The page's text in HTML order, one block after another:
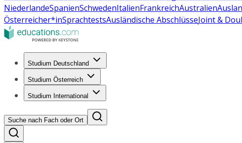
NiederlandeSpanienSchwedenItalienFrankreichAustralien
Österreicher*inSprachtestsAusländische AbschlüsseJoint &
Studium Deutschland
Studium Österreich
Studium International
Suche nach Fach oder Ort